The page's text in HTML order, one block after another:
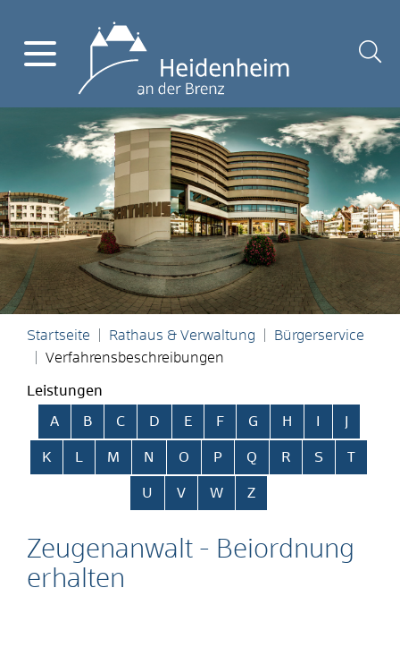
Startseite Rathaus & Verwaltung
Bürgerservice
Verfahrensbeschreibungen
Leistungen
Alphabetisches Register überspringen
A B C D E F G H
K L M N O P Q R S T
U V W Z
Zeugenanwalt - Beiordnung
erhalten